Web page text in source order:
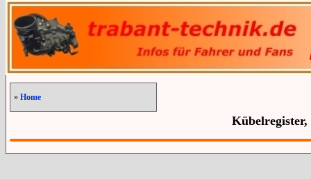
» Home
Kübelregister,